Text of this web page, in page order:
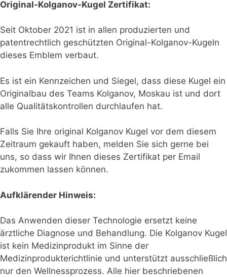
Original-Kolganov-Kugel Zertifikat:
Seit Oktober 2021 ist in allen produzierten und
patentrechtlich geschützten Original-Kolganov-Kugeln
dieses Emblem verbaut.
Es ist ein Kennzeichen und Siegel, dass diese Kugel ein
Originalbau des Teams Kolganov, Moskau ist und dort
alle Qualitätskontrollen durchlaufen hat.
Falls Sie Ihre original Kolganov Kugel vor dem diesem
Zeitraum gekauft haben, melden Sie sich gerne bei
uns, so dass wir Ihnen dieses Zertifikat per Email
zukommen lassen können.
Aufklärender Hinweis:
Das Anwenden dieser Technologie ersetzt keine
ärztliche Diagnose und Behandlung. Die Kolganov Kugel
ist kein Medizinprodukt im Sinne der
Medizinprodukterichtlinie und unterstützt ausschließlich
nur den Wellnessprozess. Alle hier beschriebenen